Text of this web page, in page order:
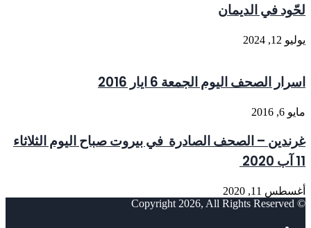
لحّود في الديمان
يوليو 12, 2024
اسرار الصحف اليوم الجمعة 6 ايار 2016
مايو 6, 2016
غرندين – الصحف الصادرة في بيروت صباح اليوم الثلاثاء
11 آب 2020
أغسطس 11, 2020
© Copyright 2026, All Rights Reserved